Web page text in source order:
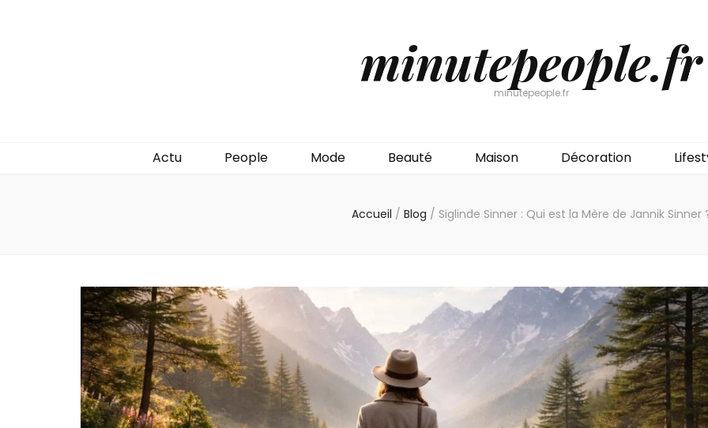
minutepeople.fr
minutepeople.fr
Actu People Mode Beauté Maison Décoration
Accueil / Blog / Siglinde Sinner : Qui est la Mère de Jannik Sinner